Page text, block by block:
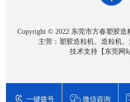
Copyright © 2022 东莞市方春塑胶
主营：塑胶造粒机、造粒机
技术支持【东莞网
一键拨号 微信咨询